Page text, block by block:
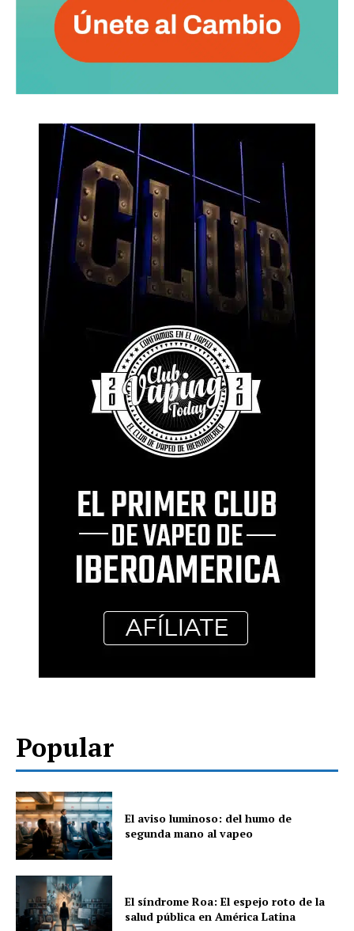
Popular
El aviso luminoso: del humo de
segunda mano al vapeo
El síndrome Roa: El espejo roto de la
salud pública en América Latina